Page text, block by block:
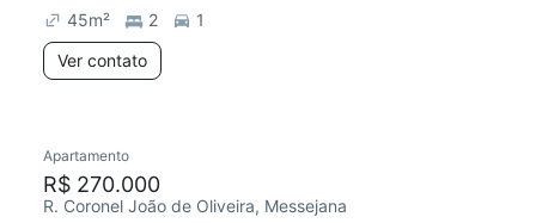
45m² 2
1
Ver contato
Apartamento
R$ 270.000
R. Coronel João de Oliveira, Messejana